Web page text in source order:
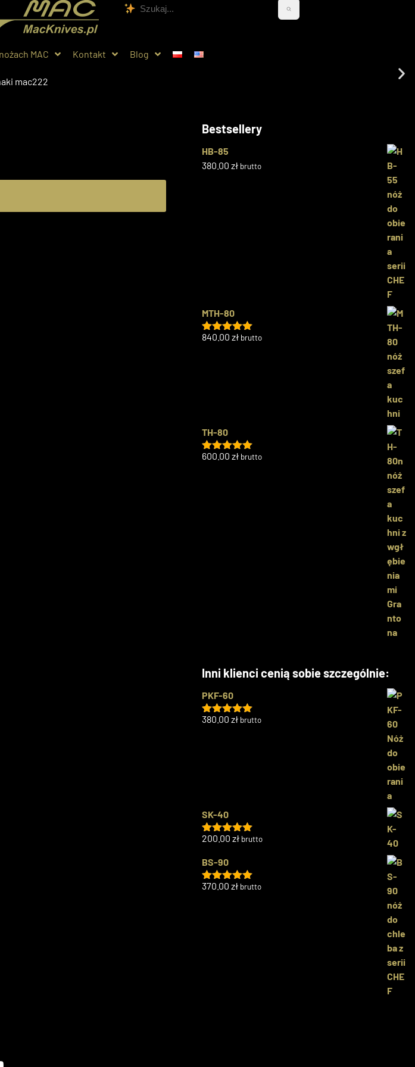
MAC Kontakt Blog
Bestsellery
HB-85
380.00 zł brutto
MTH-80
Oceniono
840.00 zł brutto
TH-80
Oceniono
600.00 zł brutto
Inni klienci cenią sobie szczególnie:
PKF-60
Oceniono
380.00 zł brutto
SK-40
Oceniono
200.00 zł brutto
BS-90
Oceniono
370.00 zł brutto